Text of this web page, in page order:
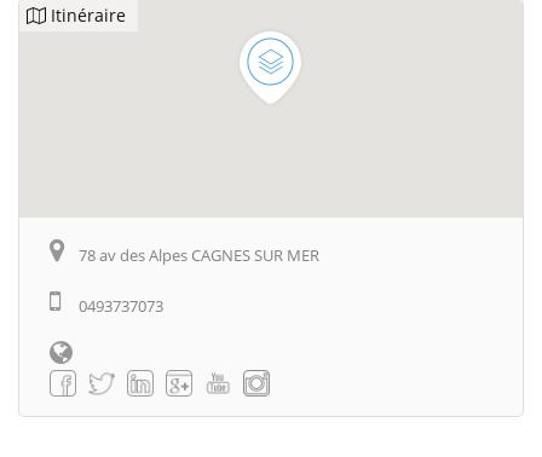
Itinéraire
78 av des Alpes CAGNES SUR MER
0493737073